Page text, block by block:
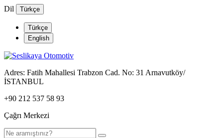
Dil Türkçe
Türkçe
English
Adres: Fatih Mahallesi Trabzon Cad. No: 31 Arnavutköy/
İSTANBUL
+90 212 537 58 93
Çağrı Merkezi